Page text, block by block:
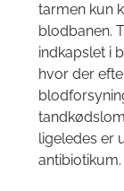
tarmen kun
blodbanen.
indkapslet i
hvor der
ligeledes er
antibiotikum.